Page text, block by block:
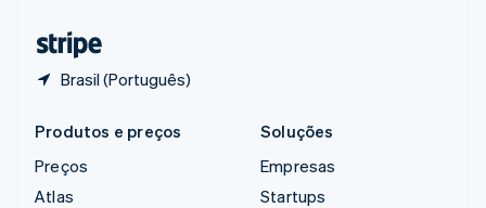
Brasil (Português)
Produtos e preços
Preços
Atlas
Soluções
Empresas
Startups